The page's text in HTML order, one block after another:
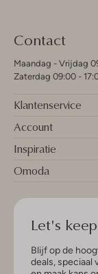
Contact
Maandag - Vrijdag
Zaterdag 09:00 -
Klantenservice
Account
Inspiratie
Omoda
Let's
Blijf op de
deals, speciaal